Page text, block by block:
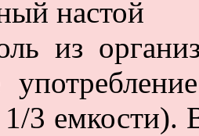
настой
из
3 емкости).